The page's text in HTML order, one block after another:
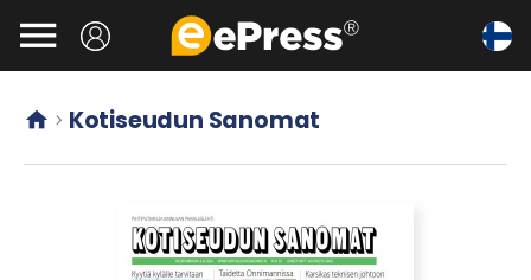
Siirry
pääsisältöön

  Kotiseudun Sanomat